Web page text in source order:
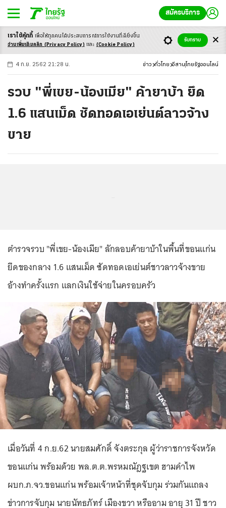
สมัครบริการ
-ก ก ก+
4 ก.ย. 2562 21:28 น. ข่าว ทั่วไทย อีสาน ไทยรัฐออนไลน์
รวบ "พี่เขย-น้องเมีย" ค้ายาบ้า ยึด
1.6 แสนเม็ด ซัดทอดเอเย่นต์ลาวจ้าง
ขาย
ตำรวจรวบ "พี่เขย-น้องเมีย" ลักลอบค้ายาบ้าในพื้นที่ขอนแก่น
ยึดของกลาง 1.6 แสนเม็ด ซัดทอดเอเย่นต์ชาวลาวจ้างขาย
อ้างทำครั้งแรก แลกเงินใช้จ่ายในครอบครัว
เมื่อวันที่ 4 ก.ย.62 นายสมศักดิ์ จังตระกุล ผู้ว่าราชการจังหวัด
ขอนแก่น พร้อมด้วย พล.ต.ต.พรหมณัฎฐเขต ฮามคำไพ
ผบก.ภ.จว.ขอนแก่น พร้อมเจ้าหน้าที่ชุดจับกุม ร่วมกันแถลง
ข่าวการจับกุม นายนัทธภัทร์ เมืองขวา หรืออาม อายุ 31 ปี ชาว
เราใช้คุ้กกี้ เพื่อให้ทุกคนได้ประสบการณ์การใช้งานที่ดียิ่งขึ้น
อ่านเพิ่มเติมคลิก (Privacy Policy) และ (Cookie Policy)
รับทราบ